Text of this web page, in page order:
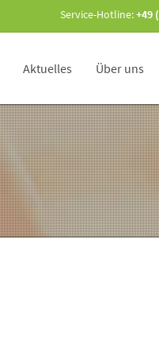
Service-Hotline:+49
Aktuelles Über uns